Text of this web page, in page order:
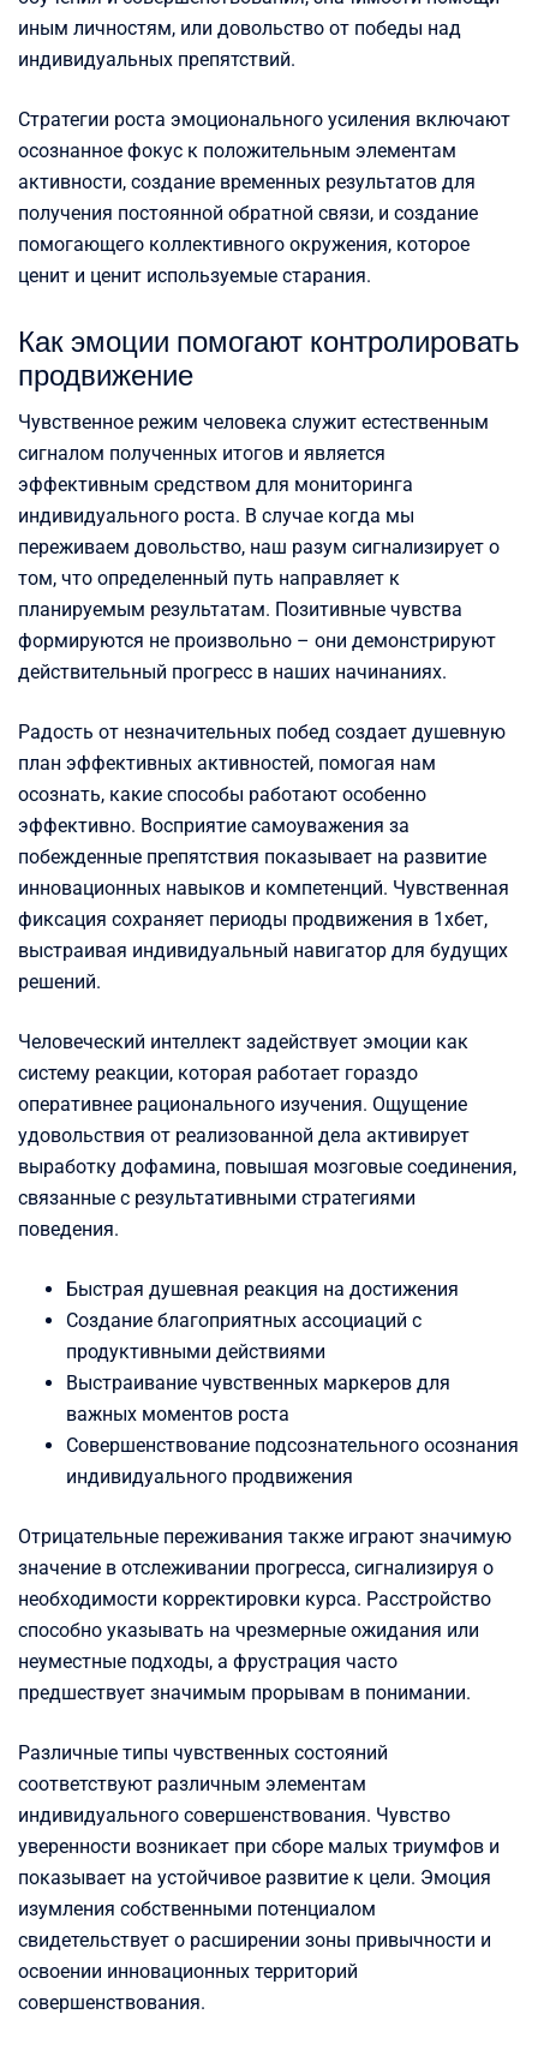
иным личностям, или довольство от победы над
индивидуальных препятствий.
Стратегии роста эмоционального усиления включают
осознанное фокус к положительным элементам
активности, создание временных результатов для
получения постоянной обратной связи, и создание
помогающего коллективного окружения, которое
ценит и ценит используемые старания.
Как эмоции помогают контролировать
продвижение
Чувственное режим человека служит естественным
сигналом полученных итогов и является
эффективным средством для мониторинга
индивидуального роста. В случае когда мы
переживаем довольство, наш разум сигнализирует о
том, что определенный путь направляет к
планируемым результатам. Позитивные чувства
формируются не произвольно – они демонстрируют
действительный прогресс в наших начинаниях.
Радость от незначительных побед создает душевную
план эффективных активностей, помогая нам
осознать, какие способы работают особенно
эффективно. Восприятие самоуважения за
побежденные препятствия показывает на развитие
инновационных навыков и компетенций. Чувственная
фиксация сохраняет периоды продвижения в 1хбет,
выстраивая индивидуальный навигатор для будущих
решений.
Человеческий интеллект задействует эмоции как
систему реакции, которая работает гораздо
оперативнее рационального изучения. Ощущение
удовольствия от реализованной дела активирует
выработку дофамина, повышая мозговые соединения,
связанные с результативными стратегиями
поведения.
Быстрая душевная реакция на достижения
Создание благоприятных ассоциаций с
продуктивными действиями
Выстраивание чувственных маркеров для
важных моментов роста
Совершенствование подсознательного осознания
индивидуального продвижения
Отрицательные переживания также играют значимую
значение в отслеживании прогресса, сигнализируя о
необходимости корректировки курса. Расстройство
способно указывать на чрезмерные ожидания или
неуместные подходы, а фрустрация часто
предшествует значимым прорывам в понимании.
Различные типы чувственных состояний
соответствуют различным элементам
индивидуального совершенствования. Чувство
уверенности возникает при сборе малых триумфов и
показывает на устойчивое развитие к цели. Эмоция
изумления собственными потенциалом
свидетельствует о расширении зоны привычности и
освоении инновационных территорий
совершенствования.